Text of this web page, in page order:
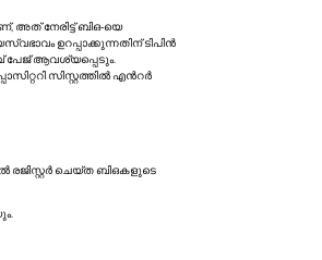
നേരിട്ട് ബിഒ-യെ
ഉറപ്പാക്കുന്നതിന് ടിപിൻ
പേജ് ആവശ്യപ്പെടും.
സിസ്റ്റത്തിൽ എന്‍റർ
രജിസ്റ്റർ ചെയ്ത ബിഒകളുടെ